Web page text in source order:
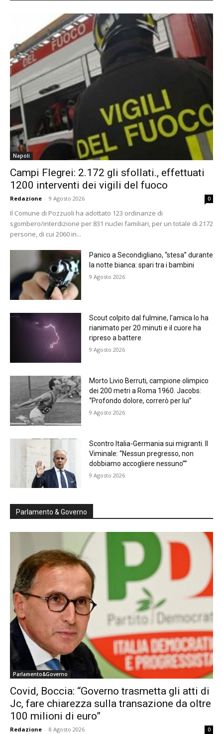
Napoli
Campi Flegrei: 2.172 gli sfollati., effettuati
1200 interventi dei vigili del fuoco
Redazione - 9 Agosto 2026 0
Il Comune di Pozzuoli ha adottato 123 ordinanze di
sgombero/interdizione per 831 nuclei familiari, per un totale di 2172
persone, di cui 2060 in...
Panico a Secondigliano, “stesa” durante
la notte bianca: spari tra i bambini
9 Agosto 2026
Scout colpito dal fulmine, l’amica lo ha
rianimato per 20 minuti e il cuore ha
ripreso a battere
9 Agosto 2026
Morto Livio Berruti, campione olimpico
dei 200 metri a Roma 1960. Jacobs:
“Profondo dolore, correrò per lui”
9 Agosto 2026
Scontro Italia-Germania sui migranti. Il
Viminale: “Nessun pregresso, non
dobbiamo accogliere nessuno””
9 Agosto 2026
Parlamento & Governo
Parlamento&Governo
Covid, Boccia: “Governo trasmetta gli atti di
Jc, fare chiarezza sulla transazione da oltre
100 milioni di euro”
Redazione - 8 Agosto 2026 0